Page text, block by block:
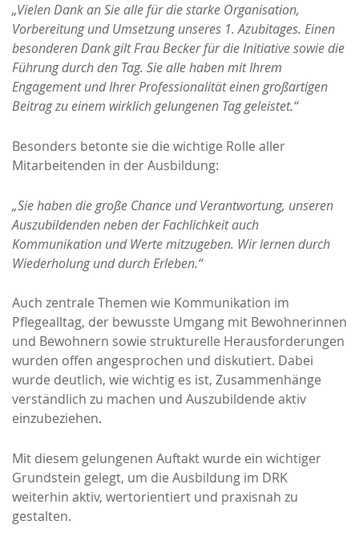
„Vielen Dank an Sie alle für die starke Organisation,
Vorbereitung und Umsetzung unseres 1. Azubitages. Einen
besonderen Dank gilt Frau Becker für die Initiative sowie die
Führung durch den Tag. Sie alle haben mit Ihrem
Engagement und Ihrer Professionalität einen großartigen
Beitrag zu einem wirklich gelungenen Tag geleistet.“
Besonders betonte sie die wichtige Rolle aller
Mitarbeitenden in der Ausbildung:
„Sie haben die große Chance und Verantwortung, unseren
Auszubildenden neben der Fachlichkeit auch
Kommunikation und Werte mitzugeben. Wir lernen durch
Wiederholung und durch Erleben.“
Auch zentrale Themen wie Kommunikation im
Pflegealltag, der bewusste Umgang mit Bewohnerinnen
und Bewohnern sowie strukturelle Herausforderungen
wurden offen angesprochen und diskutiert. Dabei
wurde deutlich, wie wichtig es ist, Zusammenhänge
verständlich zu machen und Auszubildende aktiv
einzubeziehen.
Mit diesem gelungenen Auftakt wurde ein wichtiger
Grundstein gelegt, um die Ausbildung im DRK
weiterhin aktiv, wertorientiert und praxisnah zu
gestalten.